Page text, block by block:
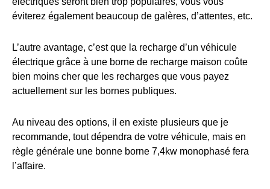
éviterez également beaucoup de galères, d’attentes, etc.
L’autre avantage, c’est que la recharge d’un véhicule
électrique grâce à une borne de recharge maison coûte
bien moins cher que les recharges que vous payez
actuellement sur les bornes publiques.
Au niveau des options, il en existe plusieurs que je
recommande, tout dépendra de votre véhicule, mais en
règle générale une bonne borne 7,4kw monophasé fera
l’affaire.